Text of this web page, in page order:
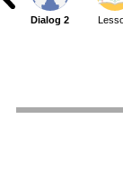
Dialog 2